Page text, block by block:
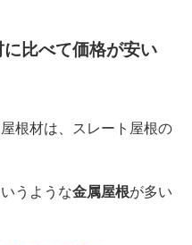
比べて価格が安い
根材は、スレート屋根の
うような金属屋根が多い